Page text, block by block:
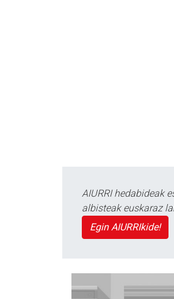
AIURRI hedabideak
albisteak euskaraz
Egin AIURRIkide!